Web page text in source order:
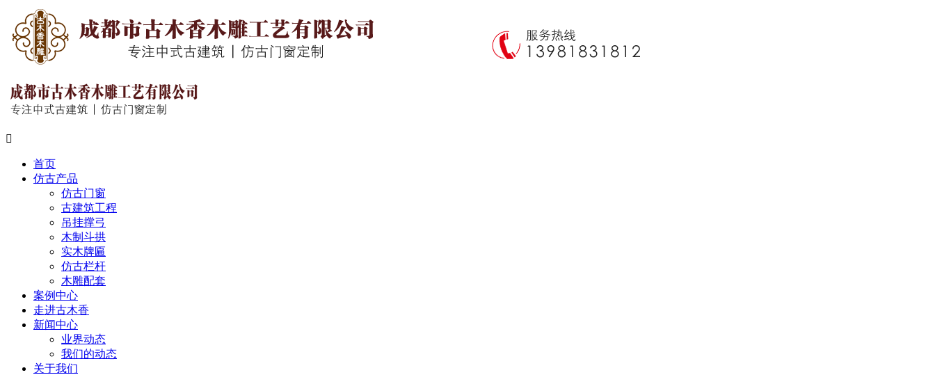

首页
仿古产品
仿古门窗
古建筑工程
吊挂撑弓
木制斗拱
实木牌匾
仿古栏杆
木雕配套
案例中心
走进古木香
新闻中心
业界动态
我们的动态
关于我们